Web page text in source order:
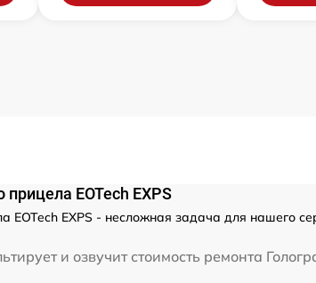
EOTech EXPS
EOTech EXPS - несложная задача для нашего
и озвучит стоимость ремонта